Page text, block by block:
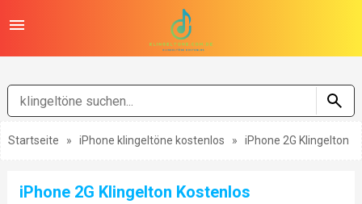
Startseite » iPhone klingeltöne kostenlos » iPhone 2G Klingelton
iPhone 2G Klingelton Kostenlos